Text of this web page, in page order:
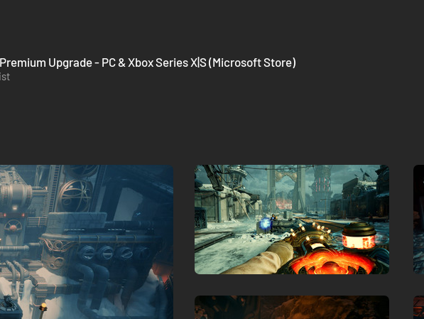
Upgrade - PC & Xbox Series X|S (Microsoft Store)